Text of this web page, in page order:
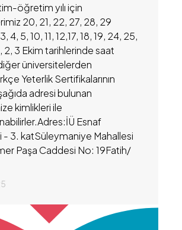
öğretim yılı için
20, 21, 22, 27, 28, 29
4, 5, 10, 11, 12,17, 18, 19, 24, 25,
2, 3 Ekim tarihlerinde saat
üniversitelerden
Yeterlik Sertifikalarının
adresi bulunan
kimlikleri ile
Esnaf
- 3. katSüleymaniye Mahallesi
Paşa Caddesi No: 19Fatih/